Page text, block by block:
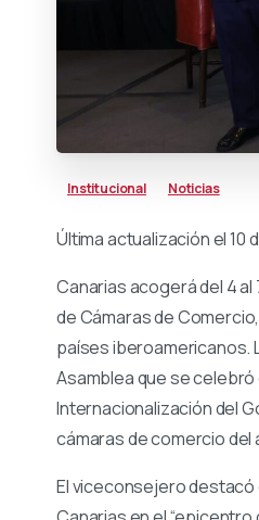
Institucional Noticias
Última actualización el 10
Canarias acogerá del 4
de Cámaras de
países iberoamericanos.
Asamblea que se
Internacionalización del
cámaras de comercio del
El viceconsejero